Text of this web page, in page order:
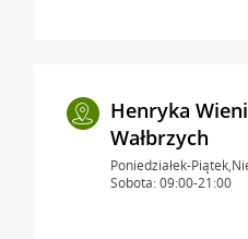
Henryka
Wałbrzych
Poniedziałek-
Sobota: 09:00-21:00